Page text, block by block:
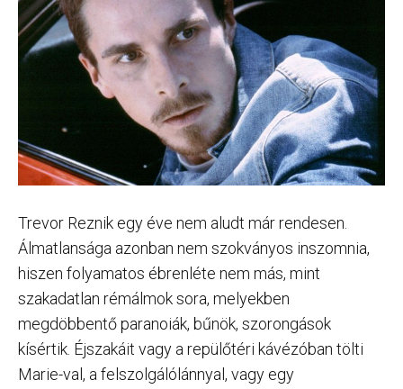
Trevor Reznik egy éve nem aludt már rendesen.
Álmatlansága azonban nem szokványos inszomnia,
hiszen folyamatos ébrenléte nem más, mint
szakadatlan rémálmok sora, melyekben
megdöbbentő paranoiák, bűnök, szorongások
kísértik. Éjszakáit vagy a repülőtéri kávézóban tölti
Marie-val, a felszolgálólánnyal, vagy egy